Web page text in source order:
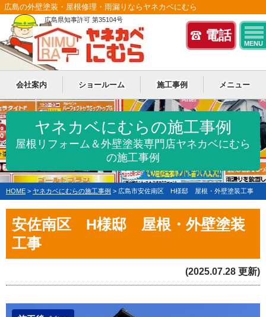
電話
MENU
広島の外壁塗装・屋根修理・雨漏りならヤネカベにむら
広島県知事許可 第35104号
会社案内 ショールーム 施工事例 メニュー
ヤネカベにむらの施工事例
屋根リフォーム＆外壁塗装専門店ヤネカベにむら
の施工事例
HOME > ヤネカベにむらの施工事例 > 広島市安佐南区 H様邸 屋根・外壁塗装工事
安佐南区 H様邸 屋根・外壁塗装
工事
(2025.07.28 更新)